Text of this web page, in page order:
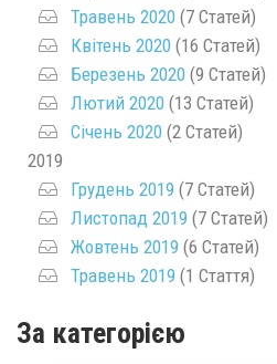
Травень 2020 (7 Статей)
Квітень 2020 (16 Статей)
Березень 2020 (9 Статей)
Лютий 2020 (13 Статей)
Січень 2020 (2 Статей)
2019
Грудень 2019 (7 Статей)
Листопад 2019 (7 Статей)
Жовтень 2019 (6 Статей)
Травень 2019 (1 Стаття)
За категорією